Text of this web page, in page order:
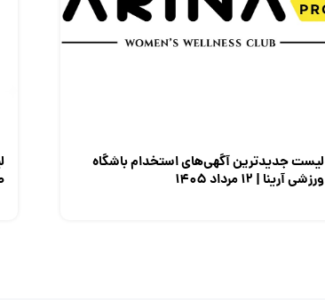
لیست جدیدترین آگهی‌های استخدام باشگاه
ورزشی آرینا | ۱۲ مرداد ۱۴۰۵